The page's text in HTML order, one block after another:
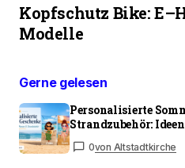
Kopfschutz Bike:
Modelle
Gerne gelesen
Personalisierte
Strandzubehör: Ideen
0von Altstadtkirche